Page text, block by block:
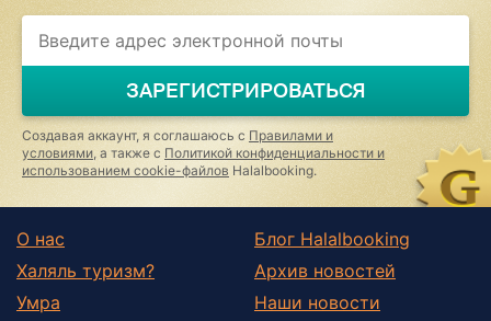
ЗАРЕГИСТРИРОВАТЬСЯ
Создавая аккаунт, я соглашаюсь с Правилами и
условиями , а также с Политикой конфиденциальности и
использованием cookie-файлов Halalbooking.
О нас
Халяль туризм?
Умра
Блог Halalbooking
Архив новостей
Наши новости